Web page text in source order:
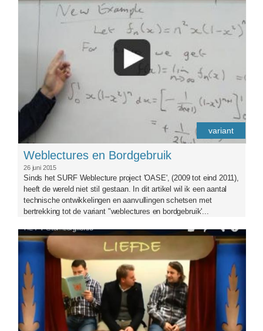
variant
Weblectures en Bordgebruik
26 juni 2015
Sinds het SURF Weblecture project 'OASE', (2009 tot eind 2011),
heeft de wereld niet stil gestaan. In dit artikel wil ik een aantal
technische ontwikkelingen en aanvullingen schetsen met
bertrekking tot de variant "weblectures en bordgebruik'...
sternbergliefde.png